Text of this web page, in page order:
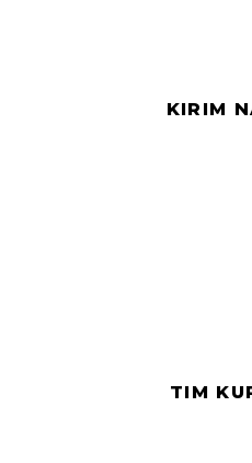
KIRIM
TIM